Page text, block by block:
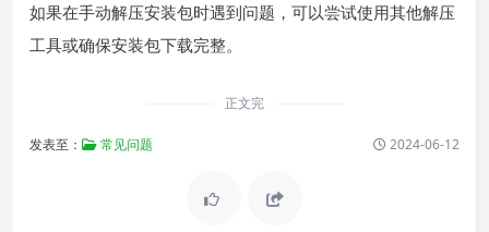
如果在手动解压安装包时遇到问题，可以尝试使用其他解压
工具或确保安装包下载完整。
正文完
发表至： 常见问题 2024-06-12